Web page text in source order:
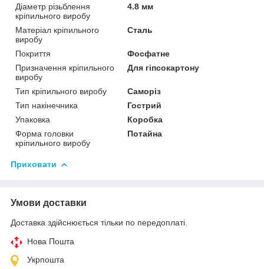
Діаметр різьблення
кріпильного виробу
4.8 мм
Матеріал кріпильного
виробу
Сталь
Покриття
Фосфатне
Призначення кріпильного
виробу
Для гіпсокартону
Тип кріпильного виробу
Саморіз
Тип накінечника
Гострий
Упаковка
Коробка
Форма головки
кріпильного виробу
Потайна
Приховати
Умови доставки
Доставка здійснюється тільки по передоплаті.
Нова Пошта
Укрпошта